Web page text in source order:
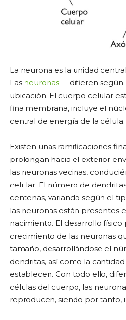
La neurona es la unidad
Las neuronas
difieren según
ubicación. El cuerpo celular
fina membrana, incluye el
central de energía de la célula.
Existen unas ramificaciones
prolongan hacia el exterior
las neuronas vecinas,
celular. El número de
centenas, variando según el
las neuronas están presentes
nacimiento. El desarrollo físico
crecimiento de las neuronas
tamaño, desarrollándose el
dendritas, así como la
establecen. Con todo ello,
células del cuerpo, las
reproducen, siendo por tanto,